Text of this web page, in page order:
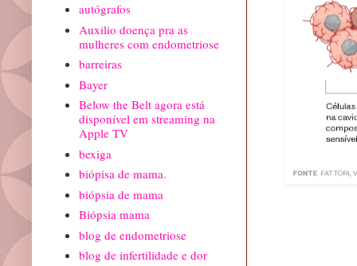
autógrafos
Auxilio doença pra as
mulheres com endometriose
barreiras
Bayer
Below the Belt agora está
disponível em streaming na
Apple TV
bexiga
biópisa de mama.
biópsia de mama
Biópsia mama
blog de endometriose
blog de infertilidade e dor